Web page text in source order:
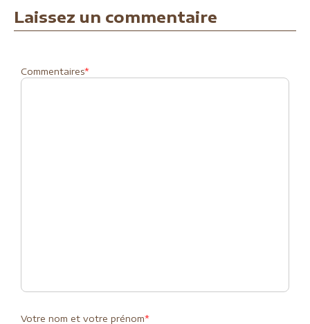
Laissez un commentaire
Commentaires*
Votre nom et votre prénom*